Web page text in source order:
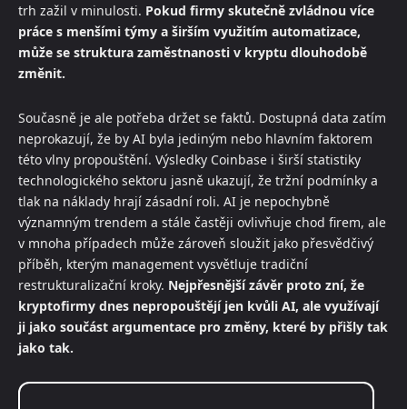
trh zažil v minulosti. Pokud firmy skutečně zvládnou více
práce s menšími týmy a širším využitím automatizace,
může se struktura zaměstnanosti v kryptu dlouhodobě
změnit.
Současně je ale potřeba držet se faktů. Dostupná data zatím
neprokazují, že by AI byla jediným nebo hlavním faktorem
této vlny propouštění. Výsledky Coinbase i širší statistiky
technologického sektoru jasně ukazují, že tržní podmínky a
tlak na náklady hrají zásadní roli. AI je nepochybně
významným trendem a stále častěji ovlivňuje chod firem, ale
v mnoha případech může zároveň sloužit jako přesvědčivý
příběh, kterým management vysvětluje tradiční
restrukturalizační kroky. Nejpřesnější závěr proto zní, že
kryptofirmy dnes nepropouštějí jen kvůli AI, ale využívají
ji jako součást argumentace pro změny, které by přišly tak
jako tak.